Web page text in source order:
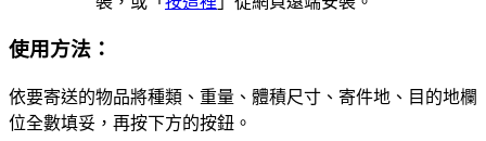
使用方法：
依要寄送的物品將種類、重量、體積尺寸、寄件地、目的地欄
位全數填妥，再按下方的按鈕。